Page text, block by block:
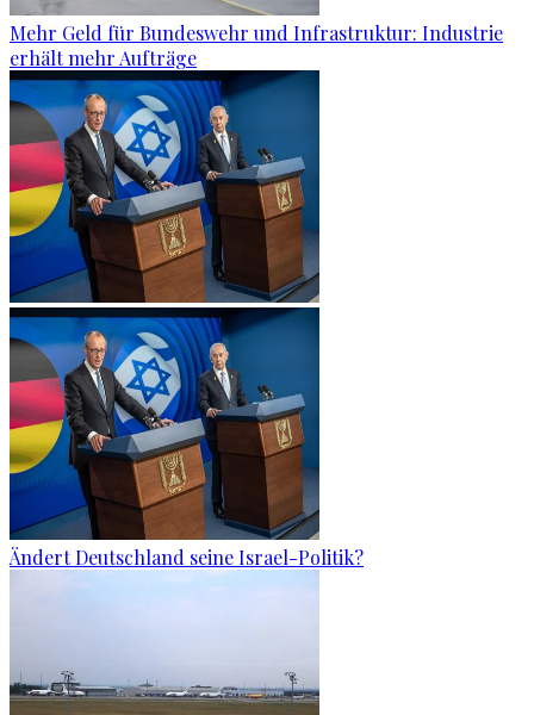
Mehr Geld für Bundeswehr und Infrastruktur: Industrie
erhält mehr Aufträge
Ändert Deutschland seine Israel-Politik?